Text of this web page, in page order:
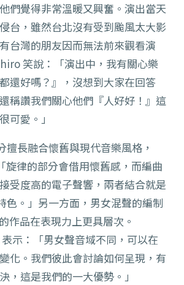
們覺得非常溫暖又興奮。演出當天
台，雖然台北沒有受到颱風太大影
台灣的朋友因而無法前來觀看演
笑說：「演出中，我有關心樂
還好嗎？』，沒想到大家在回答
稱讚我們關心他們『人好好！』這
可愛。」
擅長融合懷舊與現代音樂風格，
旋律的部分會借用懷舊感，而編曲
受度高的電子聲響，兩者結合就是
色。」另一方面，男女混聲的編制
作品在表現力上更具層次。
示：「男女聲音域不同，可以在
化。我們彼此會討論如何呈現，有
，這是我們的一大優勢。」